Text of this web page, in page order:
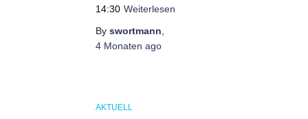
14:30 Weiterlesen
By swortmann
4 Monaten ago
AKTUELL